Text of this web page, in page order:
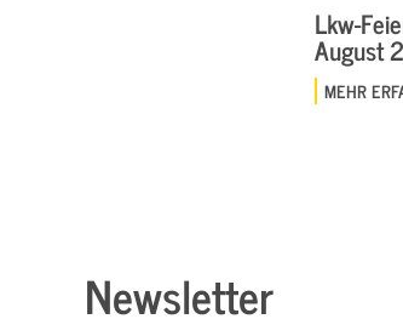
Lkw-
August
MEHR
Newsletter